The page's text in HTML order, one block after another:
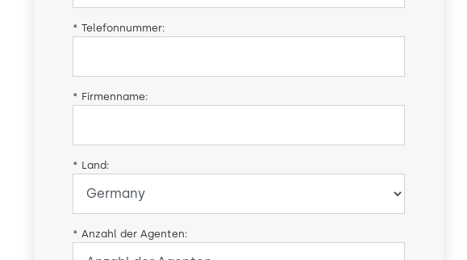
* Telefonnummer:
* Firmenname:
* Land:
* Anzahl der Agenten: